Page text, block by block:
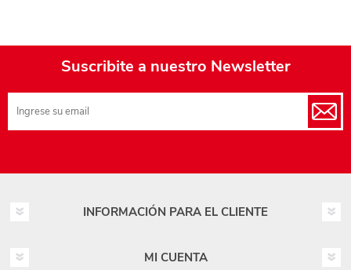
Suscribite a nuestro Newsletter
INFORMACIÓN PARA EL CLIENTE
MI CUENTA